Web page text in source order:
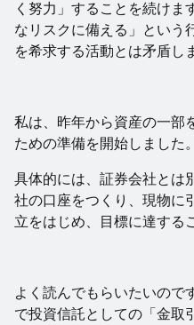
く努力」することを続けま
なリスクに備える」という
を希求する活動とは矛盾し
私は、昨年から資産の一部
ための準備を開始しました。
具体的には、証券会社とは
社の口座をつくり、現物に
立をはじめ、目標に達する
よく読んでもらいたいので
で投資信託としての「金取